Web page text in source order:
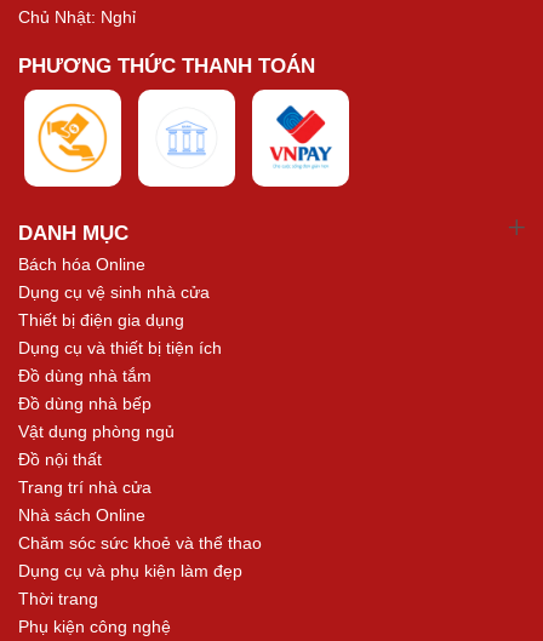
Chủ Nhật: Nghỉ
PHƯƠNG THỨC THANH TOÁN
DANH MỤC
Bách hóa Online
Dụng cụ vệ sinh nhà cửa
Thiết bị điện gia dụng
Dụng cụ và thiết bị tiện ích
Đồ dùng nhà tắm
Đồ dùng nhà bếp
Vật dụng phòng ngủ
Đồ nội thất
Trang trí nhà cửa
Nhà sách Online
Chăm sóc sức khoẻ và thể thao
Dụng cụ và phụ kiện làm đẹp
Thời trang
Phụ kiện công nghệ